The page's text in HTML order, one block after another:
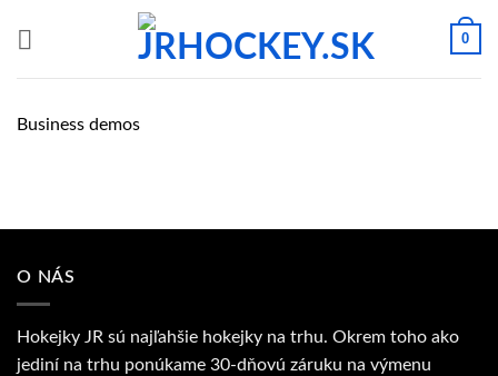
0
Business demos
O NÁS
Hokejky JR sú najľahšie hokejky na trhu. Okrem toho ako
jediní na trhu ponúkame 30-dňovú záruku na výmenu